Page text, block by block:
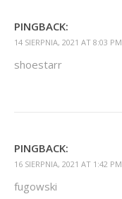
PINGBACK:
14 SIERPNIA, 2021 AT 8:03 PM
shoestarr
PINGBACK:
16 SIERPNIA, 2021 AT 1:42 PM
fugowski